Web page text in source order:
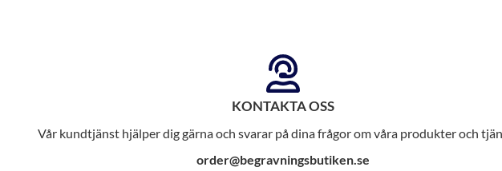
KONTAKTA OSS
Vår kundtjänst hjälper dig gärna och svarar på dina frågor om våra produkter och
order@begravningsbutiken.se